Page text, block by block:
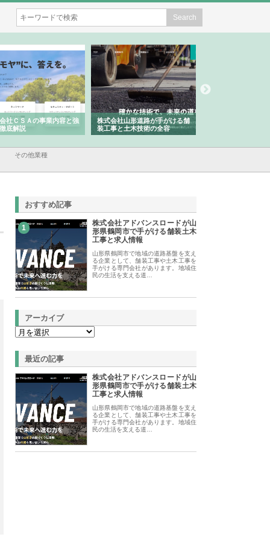
社ＣＳＡの事業内容と強
底解説
株式会社山形道路が手がける舗
装工事と土木技術の全容
その他業種
おすすめ記事
1
株式会社アドバンスロードが山
形県鶴岡市で手がける舗装土木
工事と求人情報
山形県鶴岡市で地域の道路基盤を支え
る企業として、舗装工事や土木工事を
手がける専門会社があります。地域住
民の生活を支える道…
アーカイブ
最近の記事
株式会社アドバンスロードが山
形県鶴岡市で手がける舗装土木
工事と求人情報
山形県鶴岡市で地域の道路基盤を支え
る企業として、舗装工事や土木工事を
手がける専門会社があります。地域住
民の生活を支える道…